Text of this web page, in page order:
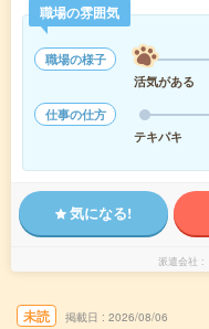
職場の雰囲気
職場の様子
活気がある
仕事の仕方
テキパキ
気になる!
派遣会社
未読 掲載日 2026/08/06